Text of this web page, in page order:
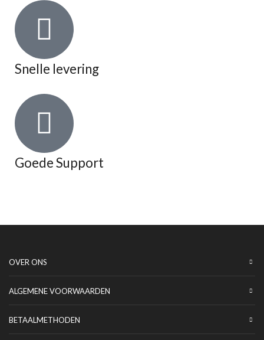
Snelle levering
Goede Support
OVER ONS
ALGEMENE VOORWAARDEN
BETAALMETHODEN